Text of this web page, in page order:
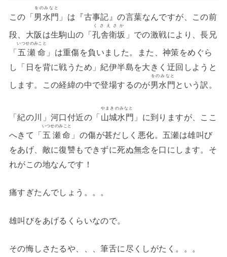
この「男水門
をのみなと
」は『古事記』の言葉なんですが、この前
段、大阪は生駒山の「孔舎衛坂
くさえさか
」での激戦により、長兄
「五瀬命
いつせのみこと
」は重傷を負いました。また、神策をめぐら
し「日を背に戦うため」紀伊半島を大きく迂回しようと
します。この経緯の中で登場するのが男水門
をのみなと
という訳。
「紀の川」河口付近の「山城水門
やまきのみなと
」に到りますが、ここ
へきて「五瀬命
いつせのみこと
」の傷が甚だしく悪化。五瀬は雄叫び
をあげ、敵に復讐もできずに死ぬ無念を口にします。そ
れがこの地なんです！
痛すぎたんでしょう。。。
雄叫びをあげるくらいなので。
その悔しさたるや、、、筆舌に尽くしがたく。。。